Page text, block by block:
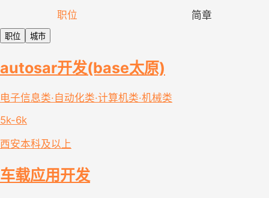
职位 简章
职位 城市
autosar开发(base太原)
电子信息类·自动化类·计算机类·机械类
5k-6k
西安本科及以上
车载应用开发